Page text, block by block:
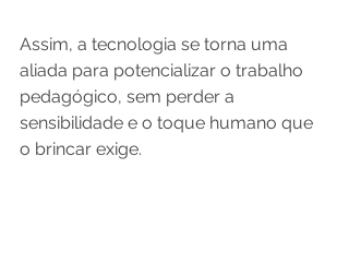
Assim, a tecnologia se torna uma
aliada para potencializar o trabalho
pedagógico, sem perder a
sensibilidade e o toque humano que
o brincar exige.